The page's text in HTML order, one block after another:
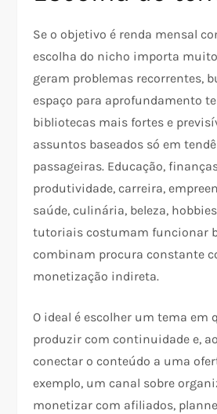
Se o objetivo é renda mensal
escolha do nicho importa
geram problemas recorrentes,
espaço para aprofundamento
bibliotecas mais fortes e
assuntos baseados só em
passageiras. Educação,
produtividade, carreira,
saúde, culinária, beleza,
tutoriais costumam funcionar
combinam procura constante
monetização indireta.​
O ideal é escolher um tema em
produzir com continuidade e,
conectar o conteúdo a uma
exemplo, um canal sobre
monetizar com afiliados,